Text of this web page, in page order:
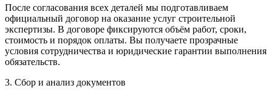
После согласования всех деталей мы подготавливаем
официальный договор на оказание услуг строительной
экспертизы. В договоре фиксируются объём работ, сроки,
стоимость и порядок оплаты. Вы получаете прозрачные
условия сотрудничества и юридические гарантии выполнения
обязательств.
3. Сбор и анализ документов